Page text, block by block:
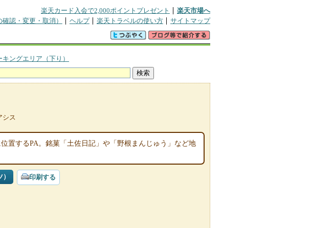
楽天カード入会で2,000ポイントプレゼント
楽天市場へ
認・変更・取消） ヘルプ 楽天トラベルの使い方 サイトマップ
キングエリア（下り）
シス
置するPA。銘菓「土佐日記」や「野根まんじゅう」など地
印刷する